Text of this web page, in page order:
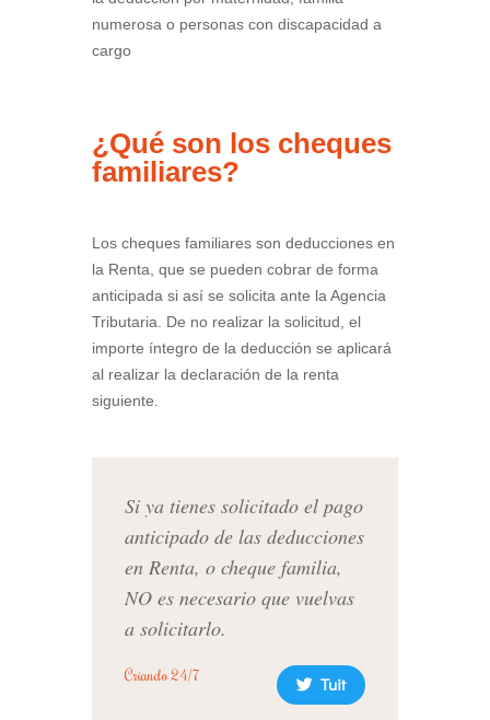
numerosa o personas con discapacidad a
cargo
¿Qué son los cheques
familiares?
Los cheques familiares son deducciones en
la Renta, que se pueden cobrar de forma
anticipada si así se solicita ante la Agencia
Tributaria. De no realizar la solicitud, el
importe íntegro de la deducción se aplicará
al realizar la declaración de la renta
siguiente.
Si ya tienes solicitado el pago
anticipado de las deducciones
en Renta, o cheque familia,
NO es necesario que vuelvas
a solicitarlo.
Criando 24/7 Tuit